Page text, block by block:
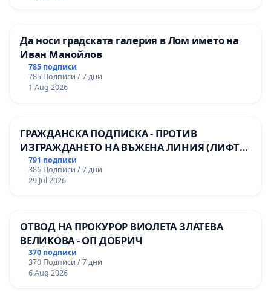
Да носи градската галерия в Лом името на
Иван Манойлов
785 подписи
785 Подписи / 7 дни
1 Aug 2026
ГРАЖДАНСКА ПОДПИСКА - ПРОТИВ
ИЗГРАЖДАНЕТО НА ВЪЖЕНА ЛИНИЯ (ЛИФТ)
НА ТЕРИТОРИЯТА НА ПРИРОДНА
ЗАБЕЛЕЖИТЕЛНОСТ „ХЪЛМ НА
ОСВОБОДИТЕЛИТЕ“ (БУНАРДЖИК)
791 подписи
386 Подписи / 7 дни
29 Jul 2026
ОТВОД НА ПРОКУРОР ВИОЛЕТА ЗЛАТЕВА
ВЕЛИКОВА - ОП ДОБРИЧ
370 подписи
370 Подписи / 7 дни
6 Aug 2026